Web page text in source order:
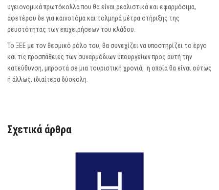
υγειονομικά πρωτόκολλα που θα είναι ρεαλιστικά και εφαρμόσιμα,
αφετέρου δε για καινοτόμα και τολμηρά μέτρα στήριξης της
ρευστότητας των επιχειρήσεων του κλάδου.
Το ΞΕΕ με τον θεσμικό ρόλο του, θα συνεχίζει να υποστηρίζει το έργο
και τις προσπάθειες των συναρμόδιων υπουργείων προς αυτή την
κατεύθυνση, μπροστά σε μια τουριστική χρονιά, η οποία θα είναι ούτως
ή άλλως, ιδιαίτερα δύσκολη.
Σχετικά άρθρα